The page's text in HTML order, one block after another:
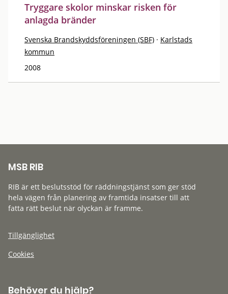
Tryggare skolor minskar risken för
anlagda bränder
Svenska Brandskyddsföreningen (SBF) · Karlstads
kommun
2008
MSB RIB
RIB är ett beslutsstöd för räddningstjänst som ger stöd
hela vägen från planering av framtida insatser till att
fatta rätt beslut när olyckan är framme.
Tillgänglighet
Cookies
Behöver du hjälp?